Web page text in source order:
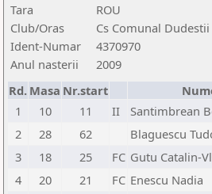
Tara
ROU
Club/Oras
Cs Comunal
Ident-Numar
4370970
Anul nasterii
2009
Rd. Masa Nr.start
1
10 11 II Santimbrean
2
28 62 Blaguescu
3
18 25 FC Gutu Catalin-
4
20 21 FC Enescu Nadia